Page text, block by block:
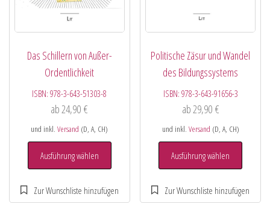
Das Schillern von Außer-
Ordentlichkeit
ISBN:978-3-643-51303-8
ab24,90€
und inkl.Versand (D, A, CH)
Ausführung wählen
Politische Zäsur und Wandel
des Bildungssystems
ISBN: 978-3-643-91656-3
ab29,90 €
und inkl. Versand (D, A, CH)
Ausführung wählen